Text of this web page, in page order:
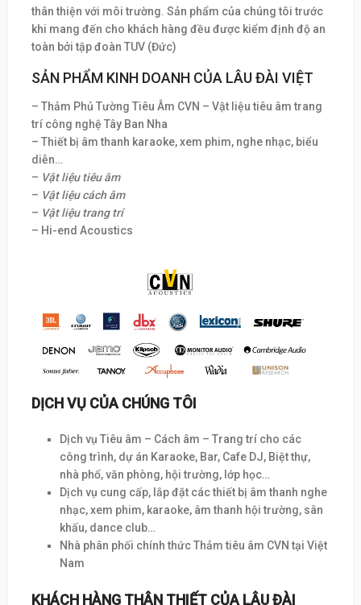
thân thiện với môi trường. Sản phẩm của chúng tôi trước
khi mang đến cho khách hàng đều được kiểm định độ an
toàn bởi tập đoàn TUV (Đức)
SẢN PHẨM KINH DOANH CỦA LÂU ĐÀI VIỆT
– Thảm Phủ Tường Tiêu Âm CVN – Vật liệu tiêu âm trang
trí công nghệ Tây Ban Nha
– Thiết bị âm thanh karaoke, xem phim, nghe nhạc, biểu
diễn…
– Vật liệu tiêu âm
– Vật liệu cách âm
– Vật liệu trang trí
– Hi-end Acoustics
DỊCH VỤ CỦA CHÚNG TÔI
Dịch vụ Tiêu âm – Cách âm – Trang trí cho các
công trình, dự án Karaoke, Bar, Cafe DJ, Biệt thự,
nhà phố, văn phòng, hội trường, lớp học…
Dịch vụ cung cấp, lắp đặt các thiết bị âm thanh nghe
nhạc, xem phim, karaoke, âm thanh hội trường, sân
khấu, dance club…
Nhà phân phối chính thức Thảm tiêu âm CVN tại Việt
Nam
KHÁCH HÀNG THÂN THIẾT CỦA LÂU ĐÀI